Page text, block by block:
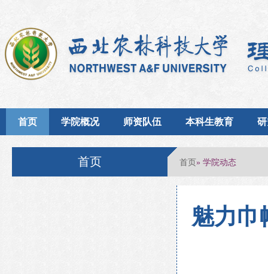
首页 学院概况 师资队伍 本科生教育
首页 首页» 学院动态
魅力巾